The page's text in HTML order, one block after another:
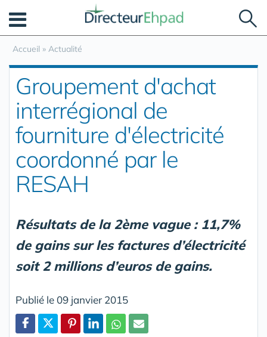
Accueil » Actualité
Groupement d'achat
interrégional de
fourniture d'électricité
coordonné par le
RESAH
Résultats de la 2ème vague : 11,7%
de gains sur les factures d’électricité
soit 2 millions d’euros de gains.
Publié le 09 janvier 2015
Panneau de gestion des cookies